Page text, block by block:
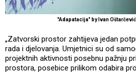
"Adapatacija" by Ivan Oštarčević
„Zatvorski prostor zahtijeva jedan
rada i djelovanja. Umjetnici su od
projektnih aktivnosti posebnu pažnju
prostora, posebice prilikom odabira